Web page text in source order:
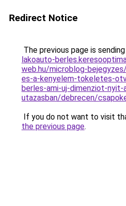
Redirect Notice
The previous page is
lakoauto-
web.hu/microblog-
es-a-kenyelem-tokeletes-
berles-ami-uj-dimenziot-nyit-
utazasban/debrecen/
If you do not want to visit
the previous page.